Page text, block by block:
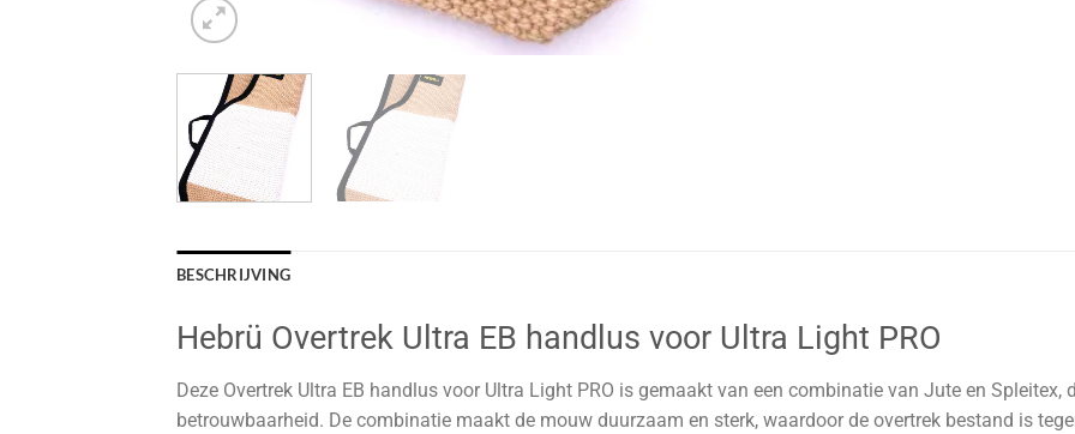
BESCHRIJVING
Hebrü Overtrek Ultra EB handlus voor Ultra Light PRO
Deze Overtrek Ultra EB handlus voor Ultra Light PRO is gemaakt van een combinatie van Jute en
betrouwbaarheid. De combinatie maakt de mouw duurzaam en sterk, waardoor de overtrek bestand is